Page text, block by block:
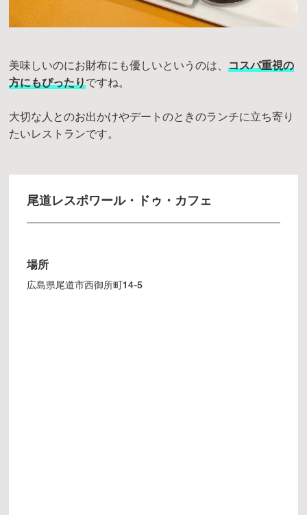
美味しいのにお財布にも優しいというのは、コスパ重視の
方にもぴったりですね。
大切な人とのお出かけやデートのときのランチに立ち寄り
たいレストランです。
尾道レスポワール・ドゥ・カフェ
場所
広島県尾道市西御所町14-5